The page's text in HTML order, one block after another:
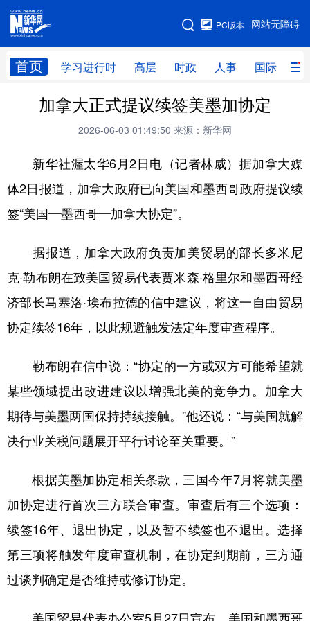
网站无障碍
PC版本
首页 学习进行时 高层 时政 人事 国际 财
网站地图
学习进行时 高层 时政 人事
财经 网评
台湾 思客智库 全球连线 教育
科技 科创 量子 体育
文化 书画
访谈 视频 图片 政务
法律 中央文件 金融 汽车
食品 人居 信息化 数字经济
学术中国 银龄 溯源中国
城市 旅游 能源 会展
彩票 娱乐 时尚 悦读
公益 一带一路 亚太网 上市公司
地方频道
北京 天津 河北 山西
加拿大正式提议续签美墨加协定
2026-06-03 01:49:50 来源：新华网
新华社渥太华6月2日电（记者林威）据加拿大媒
体2日报道，加拿大政府已向美国和墨西哥政府提议续
签“美国—墨西哥—加拿大协定”。
据报道，加拿大政府负责加美贸易的部长多米尼
克·勒布朗在致美国贸易代表贾米森·格里尔和墨西哥经
济部长马塞洛·埃布拉德的信中建议，将这一自由贸易
协定续签16年，以此规避触发法定年度审查程序。
勒布朗在信中说：“协定的一方或双方可能希望就
某些领域提出改进建议以增强北美的竞争力。加拿大
期待与美墨两国保持持续接触。”他还说：“与美国就解
决行业关税问题展开平行讨论至关重要。”
根据美墨加协定相关条款，三国今年7月将就美墨
加协定进行首次三方联合审查。审查后有三个选项：
续签16年、退出协定，以及暂不续签也不退出。选择
第三项将触发年度审查机制，在协定到期前，三方通
过谈判确定是否维持或修订协定。
美国贸易代表办公室5月27日宣布，美国和墨西哥